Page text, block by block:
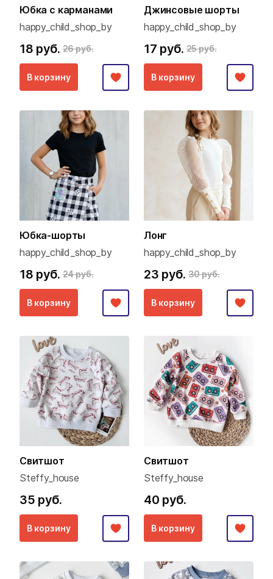
Юбка с карманами
happy_child_shop_by
18 руб. 26 руб.
В корзину
Джинсовые шорты
happy_child_shop_by
17 руб. 25 руб.
В корзину
Юбка-шорты
happy_child_shop_by
18 руб. 24 руб.
В корзину
Лонг
happy_child_shop_by
23 руб. 30 руб.
В корзину
Свитшот
Steffy_house
35 руб.
В корзину
Свитшот
Steffy_house
40 руб.
В корзину